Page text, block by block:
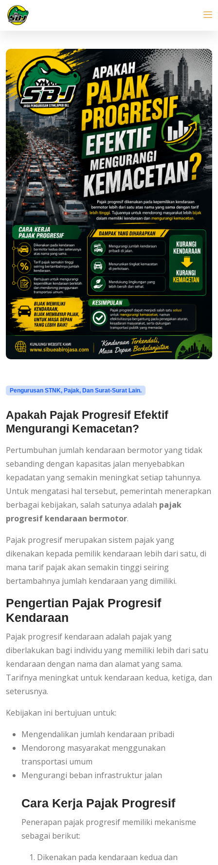
Pengurusan STNK, Pajak, Dan Surat-Surat Lain.
Apakah Pajak Progresif Efektif
Mengurangi Kemacetan?
Pertumbuhan jumlah kendaraan bermotor yang tidak
sebanding dengan kapasitas jalan menyebabkan
kepadatan yang semakin meningkat setiap tahunnya.
Untuk mengatasi hal tersebut, pemerintah menerapkan
berbagai kebijakan, salah satunya adalah pajak
progresif kendaraan bermotor.
Pajak progresif merupakan sistem pajak yang
dikenakan kepada pemilik kendaraan lebih dari satu, di
mana tarif pajak akan semakin tinggi seiring
bertambahnya jumlah kendaraan yang dimiliki.
Pengertian Pajak Progresif
Kendaraan
Pajak progresif kendaraan adalah pajak yang
diberlakukan bagi individu yang memiliki lebih dari satu
kendaraan dengan nama dan alamat yang sama.
Tarifnya meningkat untuk kendaraan kedua, ketiga, dan
seterusnya.
Kebijakan ini bertujuan untuk:
Mengendalikan jumlah kendaraan pribadi
Mendorong masyarakat menggunakan
transportasi umum
Mengurangi beban infrastruktur jalan
Cara Kerja Pajak Progresif
Penerapan pajak progresif memiliki mekanisme
sebagai berikut:
Dikenakan pada kendaraan kedua dan